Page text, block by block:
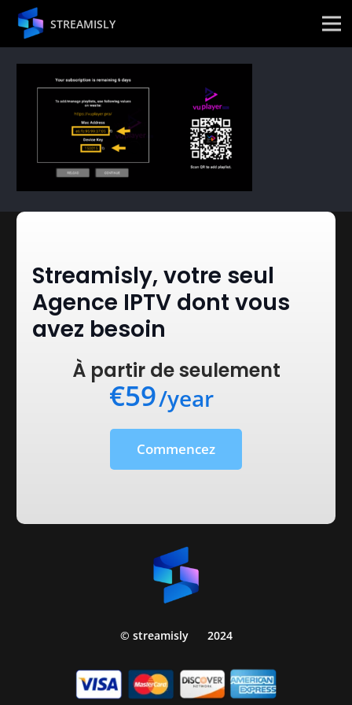
STREAMISLY
Streamisly, votre seul
Agence IPTV dont vous
avez besoin
À partir de seulement
€59/year
Commencez
© streamisly 2024